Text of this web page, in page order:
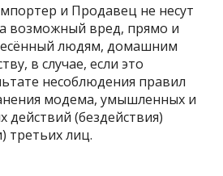
и Продавец не несут
возможный вред, прямо и
людям, домашним
в случае, если это
несоблюдения правил
модема, умышленных и
действий (бездействия)
третьих лиц.